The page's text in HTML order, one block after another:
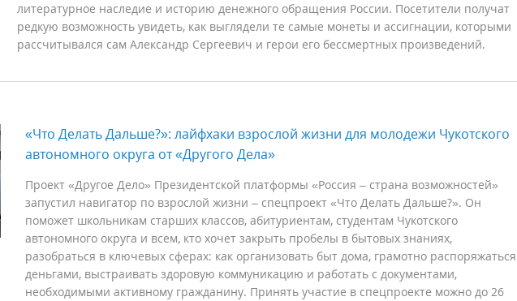
литературное наследие и историю денежного обращения России. Посетители получат
редкую возможность увидеть, как выглядели те самые монеты и ассигнации, которыми
рассчитывался сам Александр Сергеевич и герои его бессмертных произведений.
«Что Делать Дальше?»: лайфхаки взрослой жизни для молодежи Чукотского
автономного округа от «Другого Дела»
Проект «Другое Дело» Президентской платформы «Россия – страна возможностей»
запустил навигатор по взрослой жизни – спецпроект «Что Делать Дальше?». Он
поможет школьникам старших классов, абитуриентам, студентам Чукотского
автономного округа и всем, кто хочет закрыть пробелы в бытовых знаниях,
разобраться в ключевых сферах: как организовать быт дома, грамотно распоряжаться
деньгами, выстраивать здоровую коммуникацию и работать с документами,
необходимыми активному гражданину. Принять участие в спецпроекте можно до 26